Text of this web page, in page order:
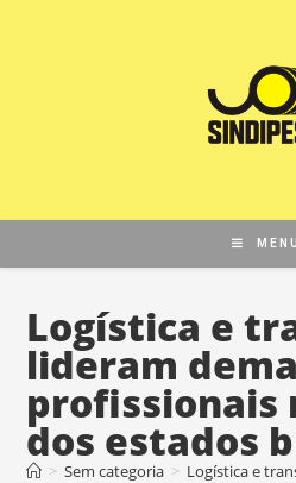
MENU
Logística e
lideram
profissionais
dos estados
> Sem categoria > Logística e